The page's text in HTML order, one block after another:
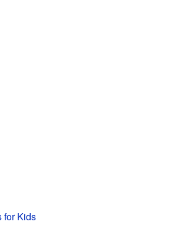
for Kids